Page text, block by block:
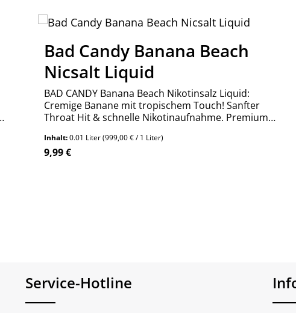
Bad Candy Banana Beach
Nicsalt Liquid
BAD CANDY Banana Beach Nikotinsalz Liquid:
Cremige Banane mit tropischem Touch! Sanfter
Throat Hit & schnelle Nikotinaufnahme. Premium
Inhalt:0.01 Liter(999,00 € / 1 Liter)
Regulärer Preis:
9,99 €
Service-Hotline